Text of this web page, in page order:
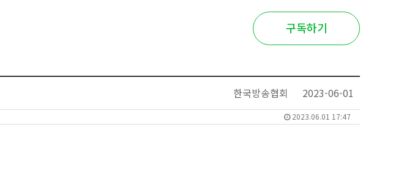
구독하기
한국방송협회 2023-06-01
2023.06.01 17:47